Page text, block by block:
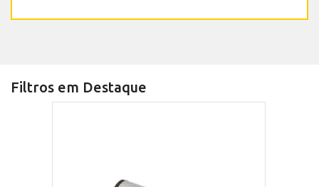
Filtros em Destaque